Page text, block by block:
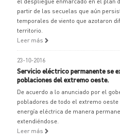
partir de las secuelas que aún
temporales de viento que azotaron
territorio.
Leer más
23-10-2016
Servicio eléctrico permanente se
poblaciones del extremo oeste.
De acuerdo a lo anunciado por el
pobladores de todo el extremo
energía eléctrica de manera
extendiéndose.
Leer más